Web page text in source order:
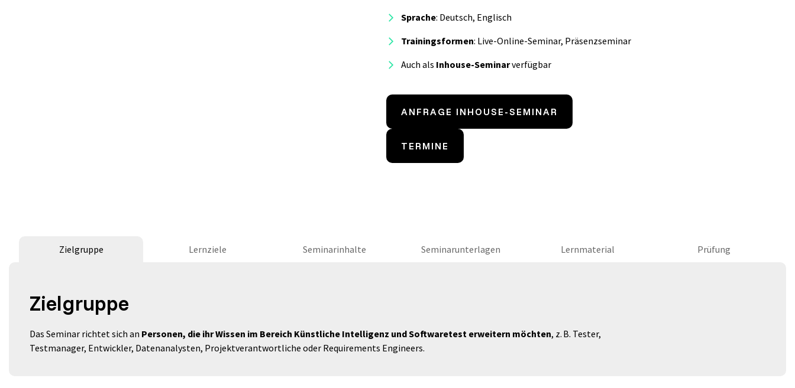
Sprache: Deutsch, Englisch
Trainingsformen: Live-Online-Seminar, Präsenzseminar
Auch als Inhouse-Seminarverfügbar
ANFRAGE INHOUSE-SEMINAR
TERMINE
Zielgruppe Lernziele Seminarinhalte Seminarunterlagen Lernmaterial Prüfung
Zielgruppe
Das Seminar richtet sich an Personen, die ihr Wissen im Bereich Künstliche Intelligenz und Softwaretest erweitern möchten, z. B. Tester,
Testmanager, Entwickler, Datenanalysten, Projektverantwortliche oder Requirements Engineers.